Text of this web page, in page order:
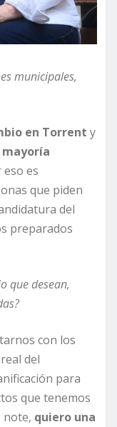
municipales,
en Torrent y
mayoría
eso es
que piden
del
preparados
que desean,
con los
del
para
que tenemos
note, quiero una